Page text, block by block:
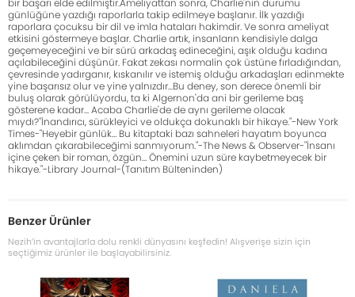
bir başarı elde edilmiştir.Ameliyattan sonra, Charlie'nin durumu
günlüğüne yazdığı raporlarla takip edilmeye başlanır. İlk yazdığı
raporlara çocuksu bir dil ve imla hataları hakimdir. Ve sonra ameliyat
etkisini göstermeye başlar. Charlie artık, insanların kendisiyle dalga
geçemeyeceğini ve bir sürü arkadaş edineceğini, aşık olduğu kadına
açılabileceğini düşünür. Fakat zekası normalin çok üstüne fırladığından,
çevresinde yadırganır, kıskanılır ve istemiş olduğu arkadaşları edinmekte
yine başarısız olur ve yine yalnızdır...Bu deney, son derece önemli bir
buluş olarak görülüyordu, ta ki Algernon'da ani bir gerileme baş
gösterene kadar... Acaba Charlie'de de aynı gerileme olacak
mıydı?"İnandırıcı, sürükleyici ve oldukça dokunaklı bir hikaye."-New York
Times-"Heyebir günlük… Bu kitaptaki bazı sahneleri hayatım boyunca
aklımdan çıkarabileceğimi sanmıyorum."-The News & Observer-"İnsanı
içine çeken bir roman, özgün… Önemini uzun süre kaybetmeyecek bir
hikaye."-Library Journal-(Tanıtım Bülteninden)
Benzer Ürünler
Nezih’in avantajlarla dolu renkli dünyasını keşfedin! Alışverişe sizin için
seçtiğimiz ürünler ile başlayabilirsiniz.